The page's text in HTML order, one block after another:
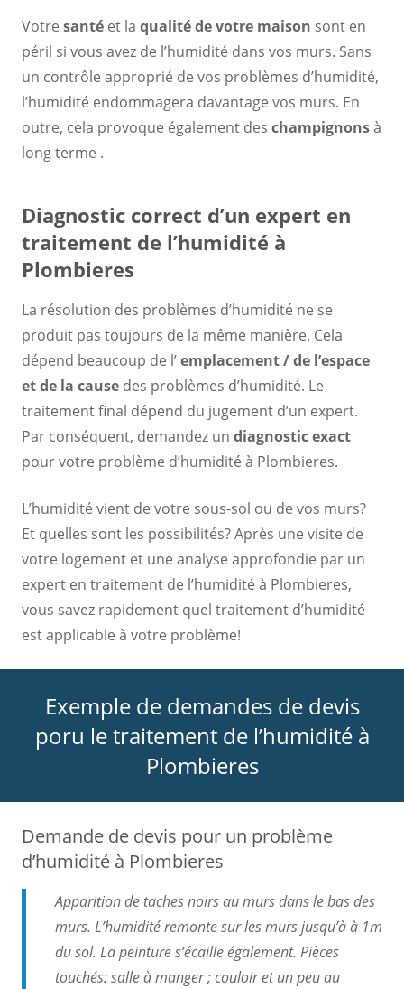
Votre santé et la qualité de votre maison sont en
péril si vous avez de l’humidité dans vos murs. Sans
un contrôle approprié de vos problèmes d’humidité,
l’humidité endommagera davantage vos murs. En
outre, cela provoque également des champignonsà
long terme .
Diagnostic correct d’un expert en
traitement de l’humidité à
Plombieres
La résolution des problèmes d’humidité ne se
produit pas toujours de la même manière. Cela
dépend beaucoup de l’emplacement / de l’espace
et de la cause des problèmes d’humidité. Le
traitement final dépend du jugement d’un expert.
Par conséquent, demandez un diagnostic exact
pour votre problème d’humidité à Plombieres.
L’humidité vient de votre sous-sol ou de vos murs?
Et quelles sont les possibilités? Après une visite de
votre logement et une analyse approfondie par un
expert en traitement de l’humidité à Plombieres,
vous savez rapidement quel traitement d’humidité
est applicable à votre problème!
Exemple de demandes de devis
poru le traitement de l’humidité à
Plombieres
Demande de devis pour un problème
d’humidité à Plombieres
Apparition de taches noirs au murs dans le bas des
murs. L’humidité remonte sur les murs jusqu’à à 1m
du sol. La peinture s’écaille également. Pièces
touchés: salle à manger ; couloir et un peu au